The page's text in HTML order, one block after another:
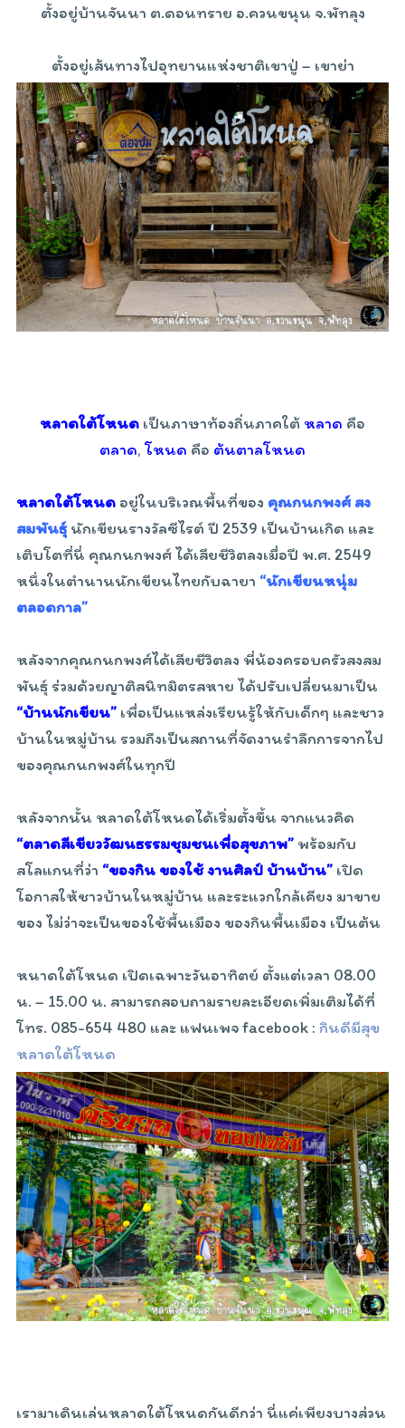
ตั้งอยู่บ้านจันนา ต.ดอนทราย อ.ควนขนุน จ.พัทลุง
ตั้งอยู่เส้นทางไปอุทยานแห่งชาติเขาปู่ – เขาย่า
หลาดใต้โหนด เป็นภาษาท้องถิ่นภาคใต้ หลาด คือ
ตลาด, โหนด คือ ต้นตาลโหนด
หลาดใต้โหนด อยู่ในบริเวณพื้นที่ของ คุณกนกพงศ์ สง
สมพันธุ์นักเขียนรางวัลซีไรต์ ปี 2539 เป็นบ้านเกิด และ
เติบโตที่นี่ คุณกนกพงศ์ ได้เสียชีวิตลงเมื่อปี พ.ศ. 2549
หนึ่งในตำนานนักเขียนไทยกับฉายา “นักเขียนหนุ่ม
ตลอดกาล”
หลังจากคุณกนกพงศ์ได้เสียชีวิตลง พี่น้องครอบครัวสงสม
พันธุ์ ร่วมด้วยญาติสนิทมิตรสหาย ได้ปรับเปลี่ยนมาเป็น
“บ้านนักเขียน” เพื่อเป็นแหล่งเรียนรู้ให้กับเด็กๆ และชาว
บ้านในหมู่บ้าน รวมถึงเป็นสถานที่จัดงานรำลึกการจากไป
ของคุณกนกพงศ์ในทุกปี
หลังจากนั้น หลาดใต้โหนดได้เริ่มตั้งขึ้น จากแนวคิด
“ตลาดสีเขียววัฒนธรรมชุมชนเพื่อสุขภาพ” พร้อมกับ
สโลแกนที่ว่า “ของกิน ของใช้ งานศิลป์ บ้านบ้าน” เปิด
โอกาสให้ชาวบ้านในหมู่บ้าน และระแวกใกล้เคียง มาขาย
ของ ไม่ว่าจะเป็นของใช้พื้นเมือง ของกินพื้นเมือง เป็นต้น
หนาดใต้โหนด เปิดเฉพาะวันอาทิตย์ ตั้งแต่เวลา 08.00
น. – 15.00 น. สามารถสอบถามรายละเอียดเพิ่มเติมได้ที่
โทร. 085-654 480 และ แฟนเพจ facebook : กินดีมีสุข
หลาดใต้โหนด
เรามาเดินเล่นหลาดใต้โหนดกันดีกว่า นี่แค่เพียงบางส่วน